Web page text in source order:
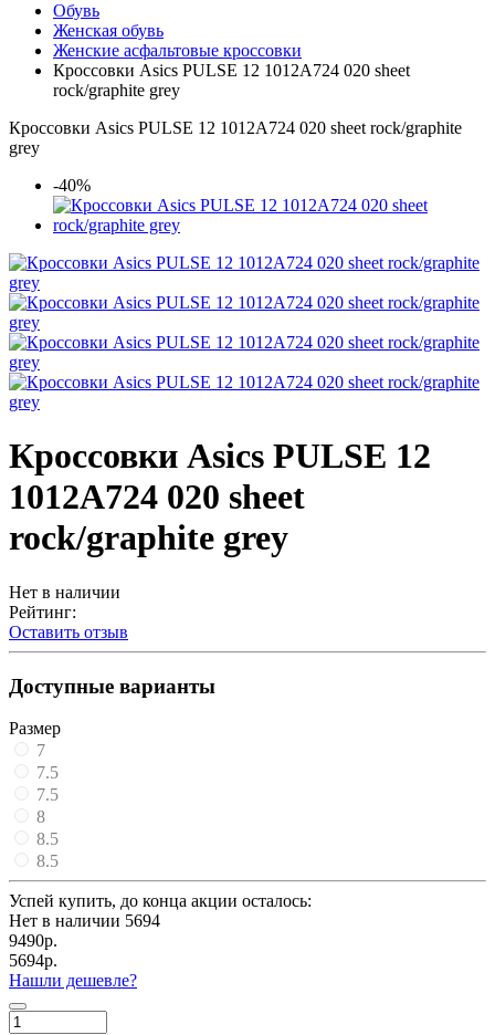
Обувь
Женская обувь
Женские асфальтовые кроссовки
Кроссовки Asics PULSE 12 1012A724 020 sheet
rock/graphite grey
Кроссовки Asics PULSE 12 1012A724 020 sheet rock/graphite
grey
-40%
Кроссовки Asics PULSE 12
1012A724 020 sheet
rock/graphite grey
Нет в наличии
Рейтинг:
Оставить отзыв
Доступные варианты
Размер
7
7.5
7.5
8
8.5
8.5
Успей купить, до конца акции осталось:
Нет в наличии 5694
9490р.
5694р.
Нашли дешевле?